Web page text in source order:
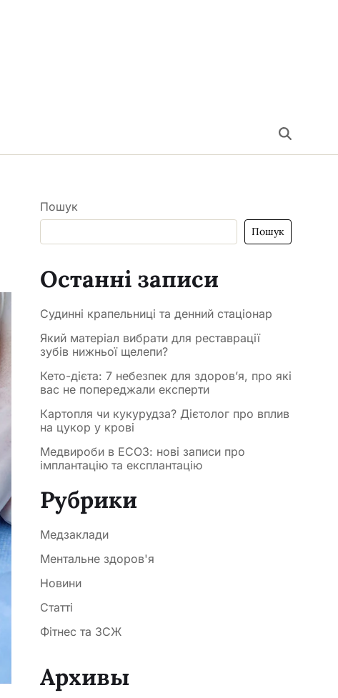
Пошук
Пошук
Останні записи
Судинні крапельниці та денний стаціонар
Який матеріал вибрати для реставрації
зубів нижньої щелепи?
Кето-дієта: 7 небезпек для здоров’я, про які
вас не попереджали експерти
Картопля чи кукурудза? Дієтолог про вплив
на цукор у крові
Медвироби в ЕСОЗ: нові записи про
імплантацію та експлантацію
Рубрики
Медзаклади
Ментальне здоров'я
Новини
Статті
Фітнес та ЗСЖ
Архивы